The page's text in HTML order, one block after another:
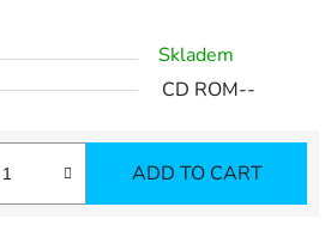
Skladem
CD ROM--
ADD TO CART